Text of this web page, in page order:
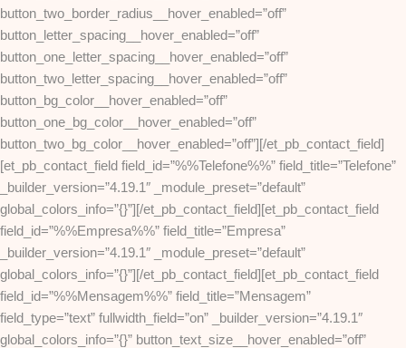
button_two_border_radius__hover_enabled=”off”
button_letter_spacing__hover_enabled=”off”
button_one_letter_spacing__hover_enabled=”off”
button_two_letter_spacing__hover_enabled=”off”
button_bg_color__hover_enabled=”off”
button_one_bg_color__hover_enabled=”off”
button_two_bg_color__hover_enabled=”off”][/et_pb_contact_field]
[et_pb_contact_field field_id=”%%Telefone%%” field_title=”Telefone”
_builder_version=”4.19.1″ _module_preset=”default”
global_colors_info=”{}”][/et_pb_contact_field][et_pb_contact_field
field_id=”%%Empresa%%” field_title=”Empresa”
_builder_version=”4.19.1″ _module_preset=”default”
global_colors_info=”{}”][/et_pb_contact_field][et_pb_contact_field
field_id=”%%Mensagem%%” field_title=”Mensagem”
field_type=”text” fullwidth_field=”on” _builder_version=”4.19.1″
global_colors_info=”{}” button_text_size__hover_enabled=”off”